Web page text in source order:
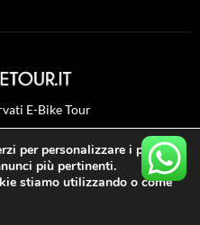
E-Bike Tour
04501690160
per personalizzare i propri
più pertinenti.
stiamo utilizzando o come